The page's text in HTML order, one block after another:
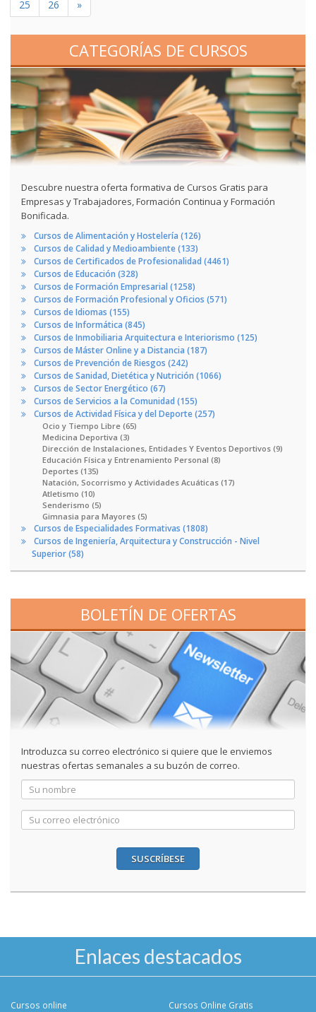
25 26 »
CATEGORÍAS DE CURSOS
Descubre nuestra oferta formativa de Cursos Gratis para
Empresas y Trabajadores, Formación Continua y Formación
Bonificada.
Cursos de Alimentación y Hostelería (126)
Cursos de Calidad y Medioambiente (133)
Cursos de Certificados de Profesionalidad (4461)
Cursos de Educación (328)
Cursos de Formación Empresarial (1258)
Cursos de Formación Profesional y Oficios (571)
Cursos de Idiomas (155)
Cursos de Informática (845)
Cursos de Inmobiliaria Arquitectura e Interiorismo (125)
Cursos de Máster Online y a Distancia (187)
Cursos de Prevención de Riesgos (242)
Cursos de Sanidad, Dietética y Nutrición (1066)
Cursos de Sector Energético (67)
Cursos de Servicios a la Comunidad (155)
Cursos de Actividad Física y del Deporte (257)
Ocio y Tiempo Libre (65)
Medicina Deportiva (3)
Dirección de Instalaciones, Entidades Y Eventos Deportivos (9)
Educación Física y Entrenamiento Personal (8)
Deportes (135)
Natación, Socorrismo y Actividades Acuáticas (17)
Atletismo (10)
Senderismo (5)
Gimnasia para Mayores (5)
Cursos de Especialidades Formativas (1808)
Cursos de Ingeniería, Arquitectura y Construcción - Nivel
Superior (58)
BOLETÍN DE OFERTAS
Introduzca su correo electrónico si quiere que le enviemos
nuestras ofertas semanales a su buzón de correo.
SUSCRÍBESE
Enlaces destacados
Cursos online
Cursos Online Gratis